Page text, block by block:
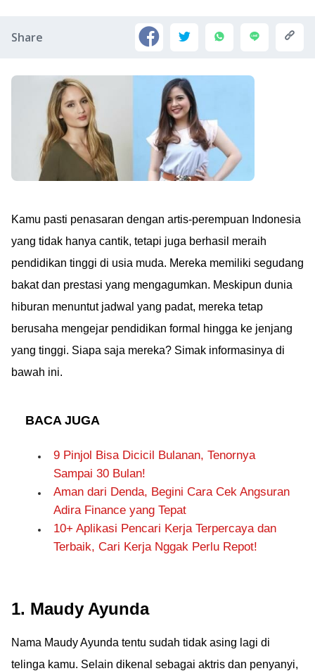
Share
Kamu pasti penasaran dengan artis-perempuan Indonesia
yang tidak hanya cantik, tetapi juga berhasil meraih
pendidikan tinggi di usia muda. Mereka memiliki segudang
bakat dan prestasi yang mengagumkan. Meskipun dunia
hiburan menuntut jadwal yang padat, mereka tetap
berusaha mengejar pendidikan formal hingga ke jenjang
yang tinggi. Siapa saja mereka? Simak informasinya di
bawah ini.
BACA JUGA
9 Pinjol Bisa Dicicil Bulanan, Tenornya
Sampai 30 Bulan!
Aman dari Denda, Begini Cara Cek Angsuran
Adira Finance yang Tepat
10+ Aplikasi Pencari Kerja Terpercaya dan
Terbaik, Cari Kerja Nggak Perlu Repot!
1. Maudy Ayunda
Nama Maudy Ayunda tentu sudah tidak asing lagi di
telinga kamu. Selain dikenal sebagai aktris dan penyanyi,